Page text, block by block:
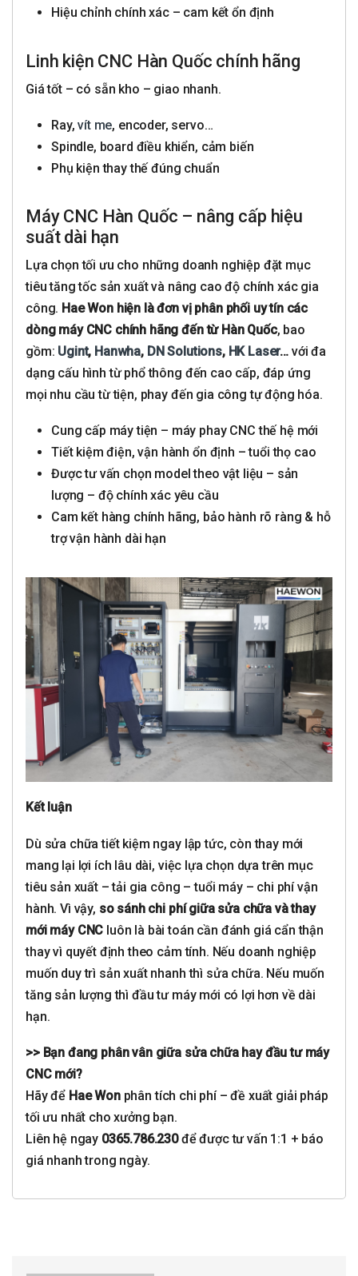
Hiệu chỉnh chính xác – cam kết ổn định
Linh kiện CNC Hàn Quốc chính hãng
Giá tốt – có sẵn kho – giao nhanh.
Ray,vít me, encoder, servo…
Spindle, board điều khiển, cảm biến
Phụ kiện thay thế đúng chuẩn
Máy CNC Hàn Quốc – nâng cấp hiệu
suất dài hạn
Lựa chọn tối ưu cho những doanh nghiệp đặt mục
tiêu tăng tốc sản xuất và nâng cao độ chính xác gia
công. Hae Won hiện là đơn vị phân phối uy tín các
dòng máy CNC chính hãng đến từ Hàn Quốc, bao
gồm: Ugint, Hanwha, DN Solutions, HK Laser… với đa
dạng cấu hình từ phổ thông đến cao cấp, đáp ứng
mọi nhu cầu từ tiện, phay đến gia công tự động hóa.
Cung cấp máy tiện – máy phay CNC thế hệ mới
Tiết kiệm điện, vận hành ổn định – tuổi thọ cao
Được tư vấn chọn model theo vật liệu – sản
lượng – độ chính xác yêu cầu
Cam kết hàng chính hãng, bảo hành rõ ràng & hỗ
trợ vận hành dài hạn
Kết luận
Dù sửa chữa tiết kiệm ngay lập tức, còn thay mới
mang lại lợi ích lâu dài, việc lựa chọn dựa trên mục
tiêu sản xuất – tải gia công – tuổi máy – chi phí vận
hành. Vì vậy, so sánh chi phí giữa sửa chữa và thay
mới máy CNC luôn là bài toán cần đánh giá cẩn thận
thay vì quyết định theo cảm tính. Nếu doanh nghiệp
muốn duy trì sản xuất nhanh thì sửa chữa. Nếu muốn
tăng sản lượng thì đầu tư máy mới có lợi hơn về dài
hạn.
>> Bạn đang phân vân giữa sửa chữa hay đầu tư máy
CNC mới?
Hãy để Hae Wonphân tích chi phí – đề xuất giải pháp
tối ưu nhất cho xưởng bạn.
Liên hệ ngay 0365.786.230để được tư vấn 1:1 + báo
giá nhanh trong ngày.